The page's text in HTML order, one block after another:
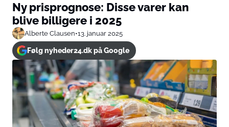
Ny prisprognose: Disse varer kan
blive billigere i 2025
Alberte Clausen•13. januar 2025
Følg nyheder24.dk på Google